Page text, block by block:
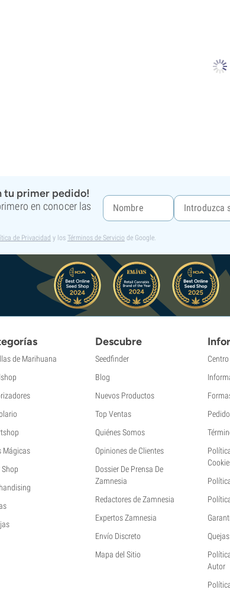
tu primer pedido!
en conocer las
de Privacidad y los Términos de Servicio de Google.
de Marihuana
Mágicas
Shop
Descubre
Seedfinder
Blog
Nuevos Productos
Top Ventas
Quiénes Somos
Opiniones de Clientes
Dossier De Prensa De
Zamnesia
Redactores de Zamnesia
Expertos Zamnesia
Envío Discreto
Mapa del Sitio
Quejas
Autor